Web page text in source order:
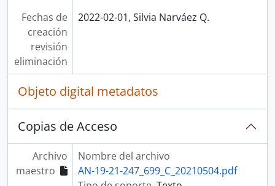
Fechas de
creación
revisión
eliminación
2022-02-01, Silvia Narváez Q.
Objeto digital metadatos
Copias de Acceso
Archivo
maestro
Nombre del archivo
AN-19-21-247_699_C_20210504.pdf